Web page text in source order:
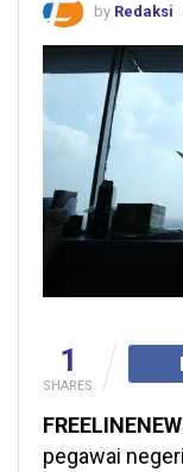
by Redaksi
1
SHARES
pegawai